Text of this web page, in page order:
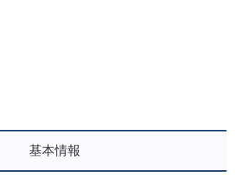
基本情報